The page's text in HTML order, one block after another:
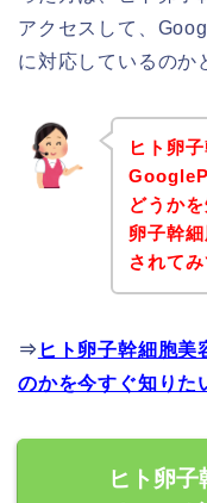
アクセスして、
に対応しているのか
ヒト卵
どうか
卵子幹
されて
⇒ ヒト卵子幹細胞
のかを今すぐ知りた
ヒト卵